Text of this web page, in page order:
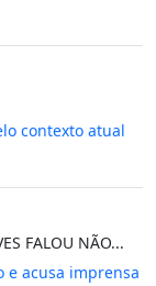
contexto atual
FALOU NÃO...
e acusa imprensa